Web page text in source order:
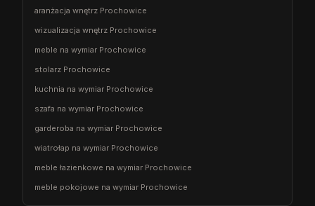
aranżacja wnętrz Prochowice
wizualizacja wnętrz Prochowice
meble na wymiar Prochowice
stolarz Prochowice
kuchnia na wymiar Prochowice
szafa na wymiar Prochowice
garderoba na wymiar Prochowice
wiatrołap na wymiar Prochowice
meble łazienkowe na wymiar Prochowice
meble pokojowe na wymiar Prochowice